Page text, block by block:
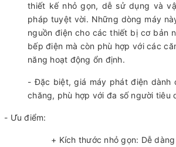
thiết kế nhỏ gọn, dễ sử dụng và
pháp tuyệt vời. Những dòng máy
nguồn điện cho các thiết bị cơ bản
bếp điện mà còn phù hợp với các
năng hoạt động ổn định.
- Đặc biệt, giá máy phát điện dành
chăng, phù hợp với đa số người tiêu
- Ưu điểm:
+ Kích thước nhỏ gọn: Dễ